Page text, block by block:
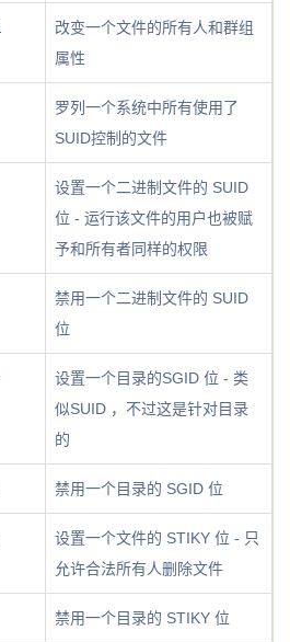
改变一个文件的所有人和群组
属性
罗列一个系统中所有使用了
SUID控制的文件
设置一个二进制文件的 SUID
位 - 运行该文件的用户也被赋
予和所有者同样的权限
禁用一个二进制文件的 SUID
位
设置一个目录的SGID 位 - 类
似SUID ，不过这是针对目录
的
禁用一个目录的 SGID 位
设置一个文件的 STIKY 位 - 只
允许合法所有人删除文件
禁用一个目录的 STIKY 位